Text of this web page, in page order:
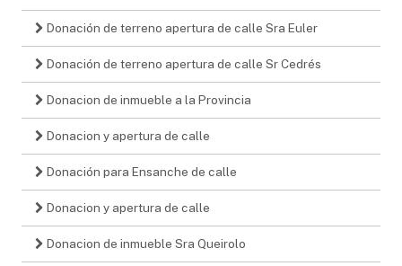
Donación de terreno apertura de calle Sra Euler
Donación de terreno apertura de calle Sr Cedrés
Donacion de inmueble a la Provincia
Donacion y apertura de calle
Donación para Ensanche de calle
Donacion y apertura de calle
Donacion de inmueble Sra Queirolo